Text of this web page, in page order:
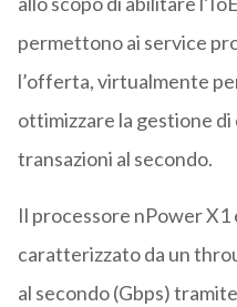
permettono ai service
l’offerta, virtualmente
ottimizzare la gestione di
transazioni al secondo.
Il processore nPower
caratterizzato da un
al secondo (Gbps)